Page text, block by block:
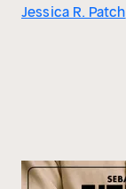
Jessica R. Patch